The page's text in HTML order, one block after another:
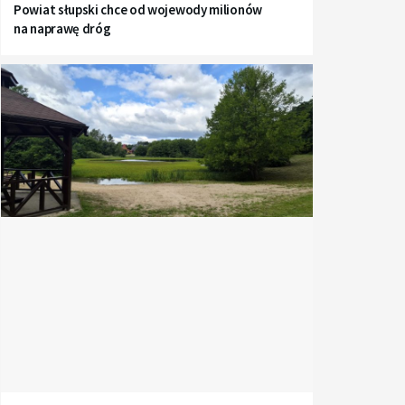
Powiat słupski chce od wojewody milionów
na naprawę dróg